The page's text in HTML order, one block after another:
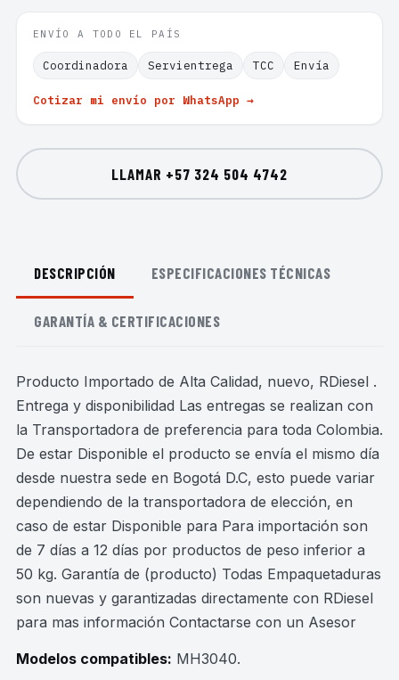
ENVÍO A TODO EL PAÍS
Coordinadora Servientrega TCC Envía
Cotizar mi envío por WhatsApp →
LLAMAR +57 324 504 4742
DESCRIPCIÓN ESPECIFICACIONES TÉCNICAS
GARANTÍA & CERTIFICACIONES
Producto Importado de Alta Calidad, nuevo, RDiesel .
Entrega y disponibilidad Las entregas se realizan con
la Transportadora de preferencia para toda Colombia.
De estar Disponible el producto se envía el mismo día
desde nuestra sede en Bogotá D.C, esto puede variar
dependiendo de la transportadora de elección, en
caso de estar Disponible para Para importación son
de 7 días a 12 días por productos de peso inferior a
50 kg. Garantía de (producto) Todas Empaquetaduras
son nuevas y garantizadas directamente con RDiesel
para mas información Contactarse con un Asesor
Modelos compatibles: MH3040.